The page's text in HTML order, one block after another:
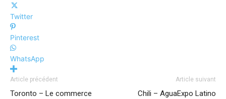
Twitter
Pinterest
WhatsApp
Article précédent
Toronto – Le commerce
Article suivant
Chili – AguaExpo Latino